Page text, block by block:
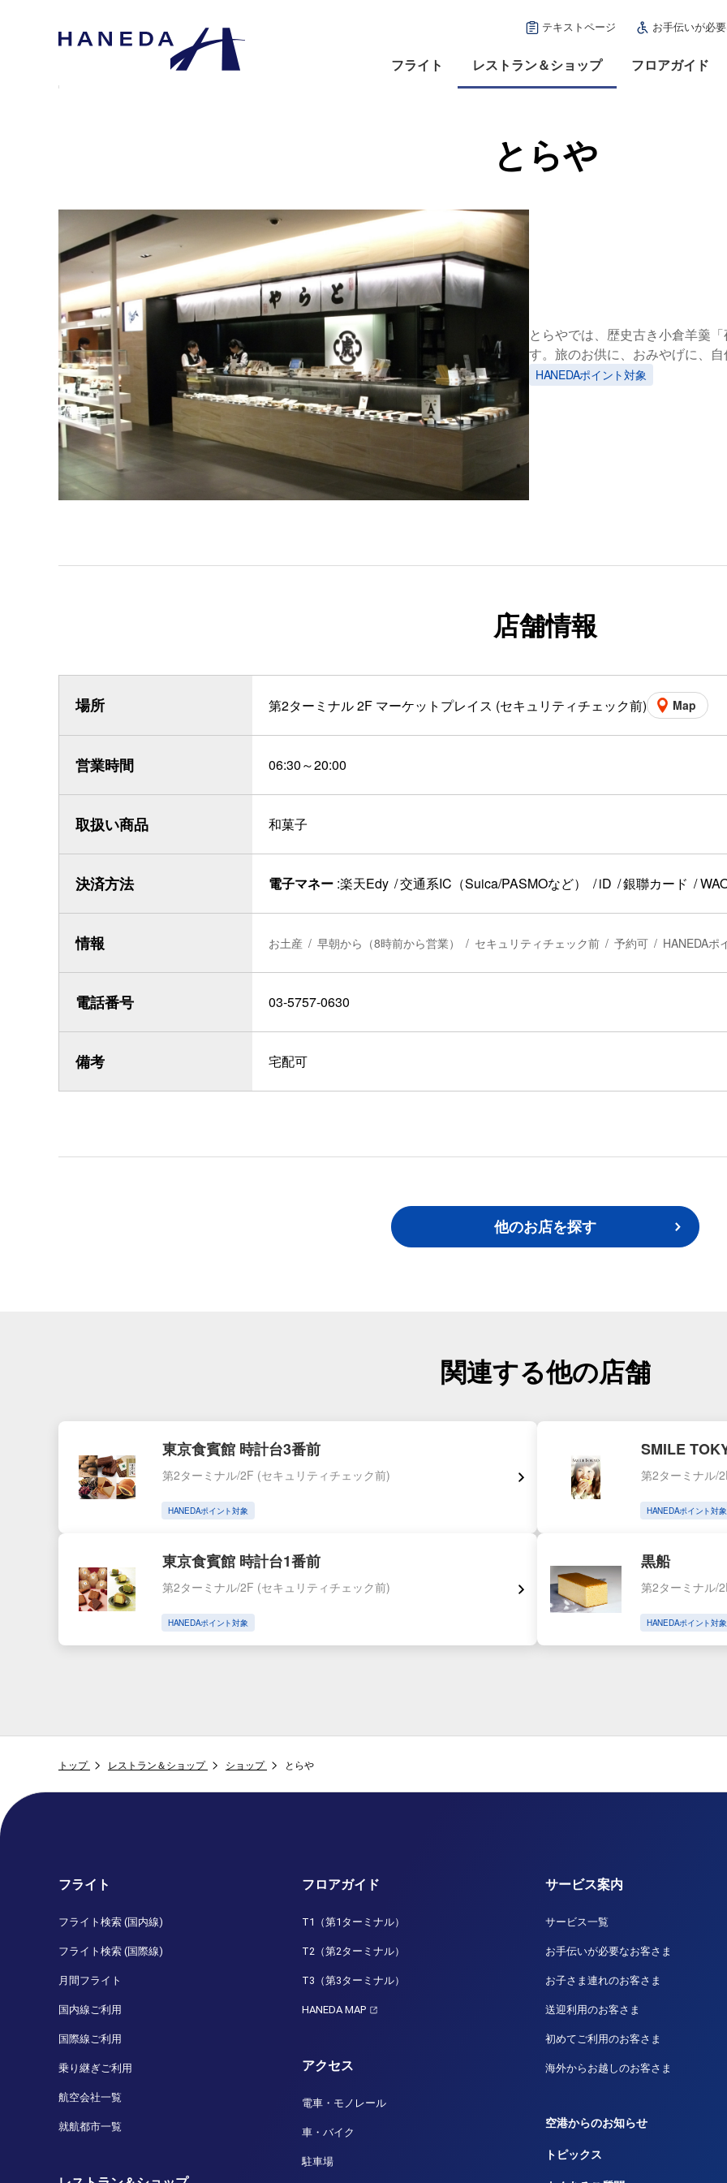
フライト レストラン＆ショップ フロアガイド
テキストページ お手伝いが必
とらや
とらやでは、歴史古き小倉羊羹
す。旅のお供に、おみやげに、
HANEDAポイント対象
店舗情報
場所 第2ターミナル 2F マーケットプレイス (セキュリティチェック前) Map
営業時間 06:30～20:00
取扱い商品 和菓子
決済方法 電子マネー 楽天Edy 交通系IC（Suica/PASMOなど） iD 銀聯カード
情報 お土産 早朝から（8時前から営業） セキュリティチェック前 予約可 HANEDAポ
電話番号 03-5757-0630
備考 宅配可
他のお店を探す
関連する他の店舗
東京食賓館 時計台3番前
第2ターミナル/2F (セキュリティチェック前)
HANEDAポイント対象
SMILE
第2ターミナル/
HANEDAポイント対象
東京食賓館 時計台1番前
第2ターミナル/2F (セキュリティチェック前)
HANEDAポイント対象
黒船
第2ターミナル/
HANEDAポイント対象
トップ レストラン＆ショップ ショップ とらや
フライト
フライト検索 (国内線)
フライト検索 (国際線)
月間フライト
国内線ご利用
国際線ご利用
乗り継ぎご利用
航空会社一覧
就航都市一覧
フロアガイド
T1（第1ターミナル）
T2（第2ターミナル）
T3（第3ターミナル）
HANEDA MAP
アクセス
電車・モノレール
車・バイク
駐車場
サービス案内
サービス一覧
お手伝いが必要なお客さま
お子さま連れのお客さま
送迎利用のお客さま
初めてご利用のお客さま
海外からお越しのお客さま
空港からのお知らせ
トピックス